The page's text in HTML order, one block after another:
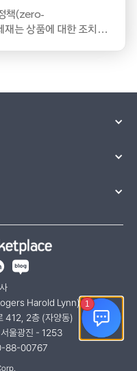
책(zero-
는 상품에 대한 조치뿐
카오채널-쿠팡 마켓플레
네이버 블로그
88-00767
Harold Lynn)
412, 2층 (자양동)
서울광진 - 1253